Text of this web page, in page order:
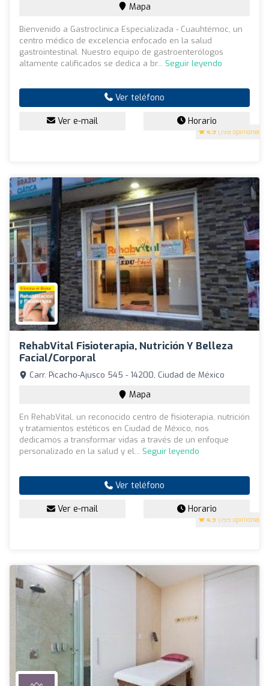
4.9 (198 opiniones)
Mapa
Bienvenido a Gastroclinica Especializada - Cuauhtémoc, un
centro médico de excelencia enfocado en la salud
gastrointestinal. Nuestro equipo de gastroenterólogos
altamente calificados se dedica a br... Seguir leyendo
Ver teléfono
Ver e-mail Horario
RehabVital Fisioterapia, Nutrición Y Belleza
Facial/Corporal
4.9 (195 opiniones)
Carr. Picacho-Ajusco 545 - 14200, Ciudad de México
Mapa
En RehabVital, un reconocido centro de fisioterapia, nutrición
y tratamientos estéticos en Ciudad de México, nos
dedicamos a transformar vidas a través de un enfoque
personalizado en la salud y el... Seguir leyendo
Ver teléfono
Ver e-mail Horario